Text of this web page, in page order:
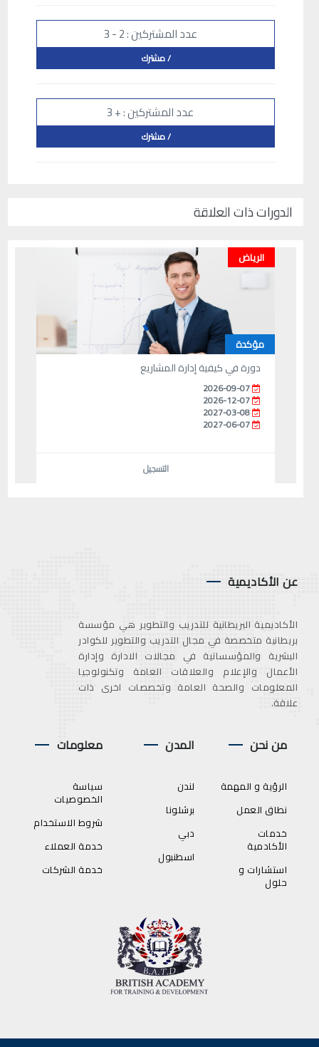
عدد المشتركين : 2 - 3
/ مشترك
عدد المشتركين : + 3
/ مشترك
الدورات ذات العلاقة
الرياض
مؤكدة
دورة في كيفية إدارة المشاريع
2026-09-07
2026-12-07
2027-03-08
2027-06-07
التسجيل
عن الأكاديمية
الأكاديمية البريطانية للتدريب والتطوير هي مؤسسة
بريطانية متخصصة في مجال التدريب والتطوير للكوادر
البشرية والمؤسساتية في مجالات الادارة وإدارة
الأعمال والإعلام والعلاقات العامة وتكنولوجيا
المعلومات والصحة العامة وتخصصات اخرى ذات
علاقة.
من نحن
الرؤية و المهمة
نطاق العمل
خدمات
الأكادمية
استشارات و
حلول
المدن
لندن
برشلونا
دبي
اسطنبول
معلومات
سياسة
الخصوصيات
شروط الاستخدام
خدمة العملاء
خدمة الشركات